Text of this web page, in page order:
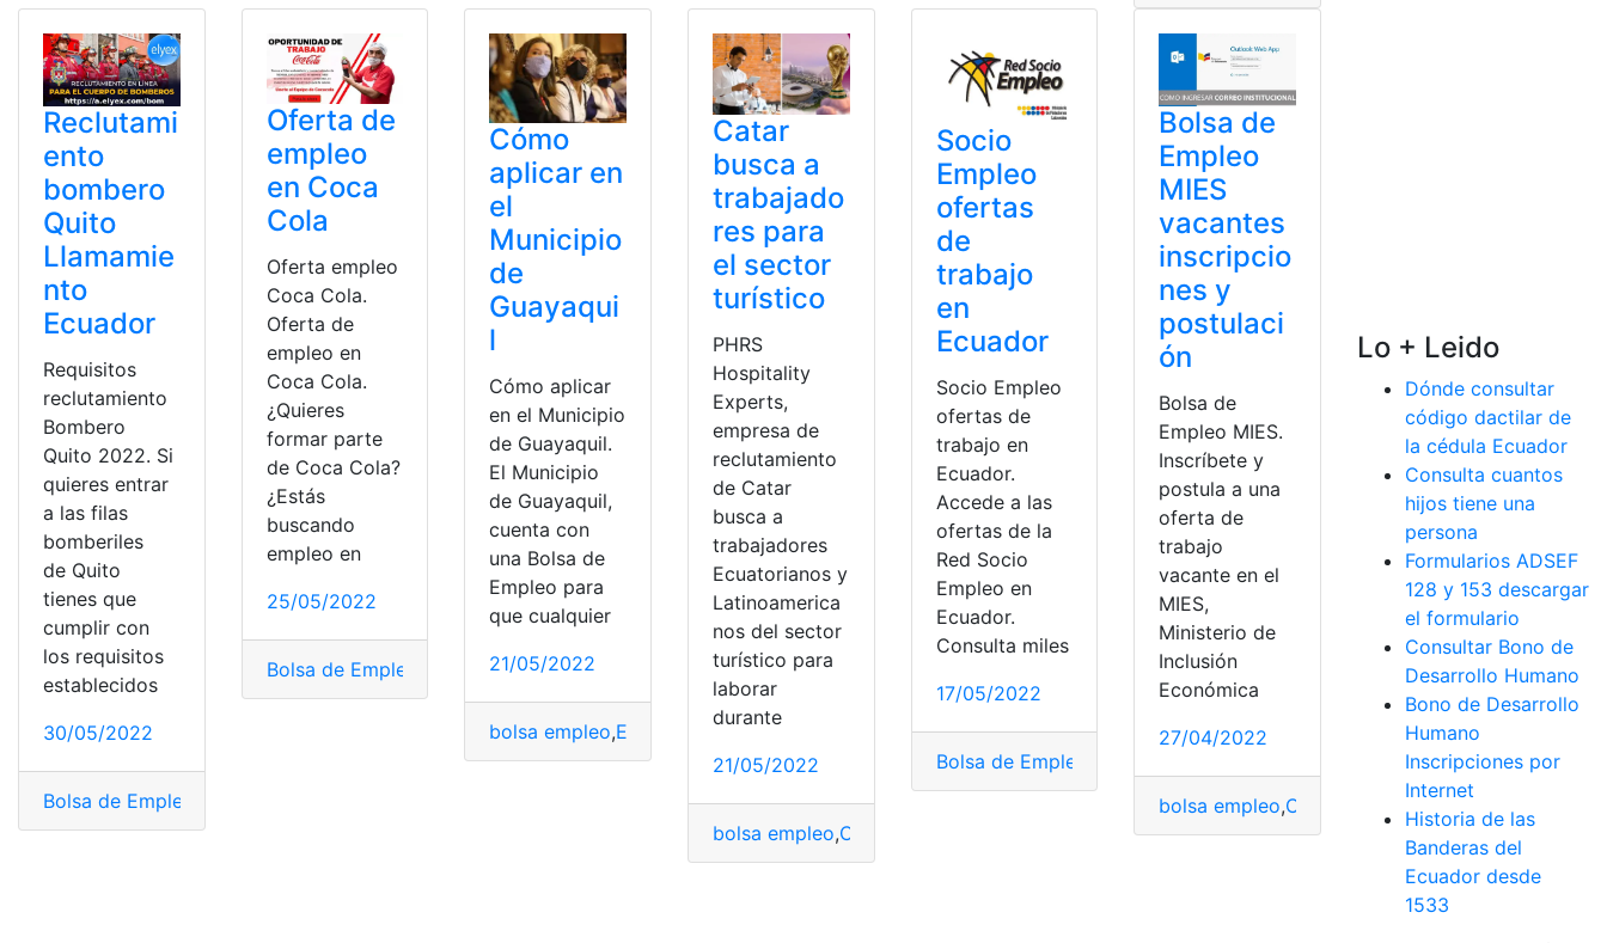
Reclutami
ento
bombero
Quito
Llamamie
nto
Ecuador
Requisitos
reclutamiento
Bombero
Quito 2022. Si
quieres entrar
a las filas
bomberiles
de Quito
tienes que
cumplir con
los requisitos
establecidos
30/05/2022
Bolsa de Empleo bolsa empleo,Bomberos,Cuerpo de Bomberos Cuerpo de Bomberos de Ecuador
Oferta de
empleo
en Coca
Cola
Oferta empleo
Coca Cola.
Oferta de
empleo en
Coca Cola.
¿Quieres
formar parte
de Coca Cola?
¿Estás
buscando
empleo en
25/05/2022
Bolsa de Empleo Bolsa de Empleo Municipio de Guayaquil ,bolsa empleo Certificado de Demandante de Empleo Conecta Empleo
Cómo
aplicar en
el
Municipio
de
Guayaqui
l
Cómo aplicar
en el Municipio
de Guayaquil.
El Municipio
de Guayaquil,
cuenta con
una Bolsa de
Empleo para
que cualquier
21/05/2022
bolsa empleo,Empresa Guayaquil Trabajo
Catar
busca a
trabajado
res para
el sector
turístico
PHRS
Hospitality
Experts,
empresa de
reclutamiento
de Catar
busca a
trabajadores
Ecuatorianos y
Latinoamerica
nos del sector
turístico para
laborar
durante
21/05/2022
bolsa empleo,Catar Mundial de Catar,Trabajadores
Socio
Empleo
ofertas
de
trabajo
en
Ecuador
Socio Empleo
ofertas de
trabajo en
Ecuador.
Accede a las
ofertas de la
Red Socio
Empleo en
Ecuador.
Consulta miles
17/05/2022
Bolsa de Empleo Bolsa de Empleo Municipio de Guayaquil,bolsa empleo
Bolsa de
Empleo
MIES
vacantes
inscripcio
nes y
postulaci
ón
Bolsa de
Empleo MIES.
Inscríbete y
postula a una
oferta de
trabajo
vacante en el
MIES,
Ministerio de
Inclusión
Económica
27/04/2022
bolsa empleo,Consulta consulta de causas
Lo + Leido
Dónde consultar
código dactilar de
la cédula Ecuador
Consulta cuantos
hijos tiene una
persona
Formularios ADSEF
128 y 153 descargar
el formulario
Consultar Bono de
Desarrollo Humano
Bono de Desarrollo
Humano
Inscripciones por
Internet
Historia de las
Banderas del
Ecuador desde
1533